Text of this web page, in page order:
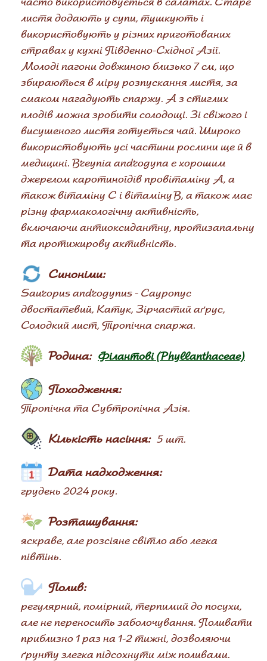
листя додають у супи, тушкують і
використовують у різних приготованих
стравах у кухні Південно-Східної Азії.
Молоді пагони довжиною близько 7 см, що
збираються в міру розпускання листя, за
смаком нагадують спаржу. А з стиглих
плодів можна зробити солодощі. Зі свіжого і
висушеного листя готується чай. Широко
використовують усі частини рослини ще й в
медицині. Breynia androgyna є хорошим
джерелом каротиноїдів провітаміну А, а
також вітаміну С і вітаміну В, а також має
різну фармакологічну активність,
включаючи антиоксидантну, протизапальну
та протижирову активність.
Синоніми:
Sauropus androgynus - Сауропус
двостатевий, Катук, Зірчастий аґрус,
Солодкий лист, Тропічна спаржа.
Родина: Філантові (Phyllanthaceae)
Походження:
Тропічна та Субтропічна Азія.
Кількість насіння: 5 шт.
Дата надходження:
грудень 2024 року.
Розташування:
яскраве, але розсіяне світло або легка
півтінь.
Полив:
регулярний, помірний, терпимий до посухи,
але не переносить заболочування. Поливати
приблизно 1 раз на 1-2 тижні, дозволяючи
ґрунту злегка підсохнути між поливами.